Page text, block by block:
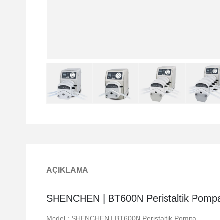
AÇIKLAMA
SHENCHEN | BT600N Peristaltik
Model : SHENCHEN | BT600N Peristaltik Pompa